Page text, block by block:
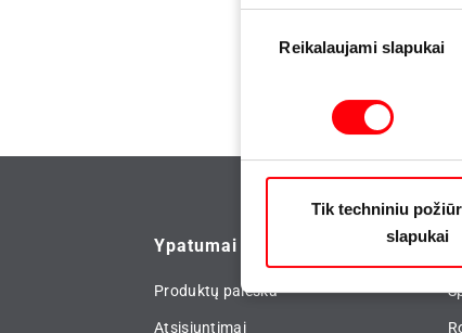
pasirinkimas
Reikalaujami slapukai
Tik techniniu
slapukai
Ypatumai
Produktų paieška
Atsisiuntimai